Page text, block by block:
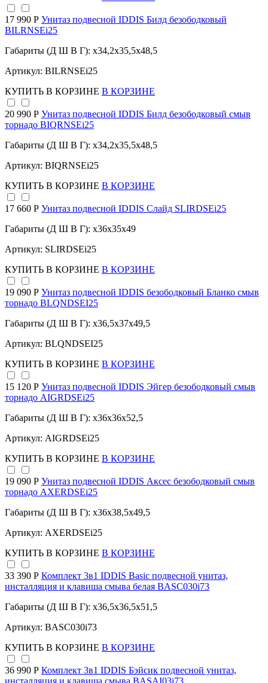
17 990 Р Унитаз подвесной IDDIS Билд безободковый
BILRNSEi25
Габариты (Д Ш В Г): x34,2x35,5x48,5
Артикул: BILRNSEi25
КУПИТЬ В КОРЗИНЕ В КОРЗИНЕ
20 990 Р Унитаз подвесной IDDIS Билд безободковый смыв
торнадо BIQRNSEi25
Габариты (Д Ш В Г): x34,2x35,5x48,5
Артикул: BIQRNSEi25
КУПИТЬ В КОРЗИНЕ В КОРЗИНЕ
17 660 Р Унитаз подвесной IDDIS Слайд SLIRDSEi25
Габариты (Д Ш В Г): x36x35x49
Артикул: SLIRDSEi25
КУПИТЬ В КОРЗИНЕ В КОРЗИНЕ
19 090 Р Унитаз подвесной IDDIS безободковый Бланко смыв
торнадо BLQNDSEI25
Габариты (Д Ш В Г): x36,5x37x49,5
Артикул: BLQNDSEI25
КУПИТЬ В КОРЗИНЕ В КОРЗИНЕ
15 120 Р Унитаз подвесной IDDIS Эйгер безободковый смыв
торнадо AIGRDSEi25
Габариты (Д Ш В Г): x36x36x52,5
Артикул: AIGRDSEi25
КУПИТЬ В КОРЗИНЕ В КОРЗИНЕ
19 090 Р Унитаз подвесной IDDIS Аксес безободковый смыв
торнадо AXERDSEi25
Габариты (Д Ш В Г): x36x38,5x49,5
Артикул: AXERDSEi25
КУПИТЬ В КОРЗИНЕ В КОРЗИНЕ
33 390 Р Комплект 3в1 IDDIS Basic подвесной унитаз,
инсталляция и клавиша смыва белая BASC030i73
Габариты (Д Ш В Г): x36,5x36,5x51,5
Артикул: BASC030i73
КУПИТЬ В КОРЗИНЕ В КОРЗИНЕ
36 990 Р Комплект 3в1 IDDIS Бэйсик подвесной унитаз,